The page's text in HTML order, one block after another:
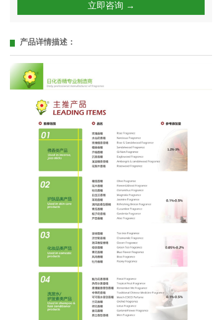
立即咨询 →
产品详情描述：